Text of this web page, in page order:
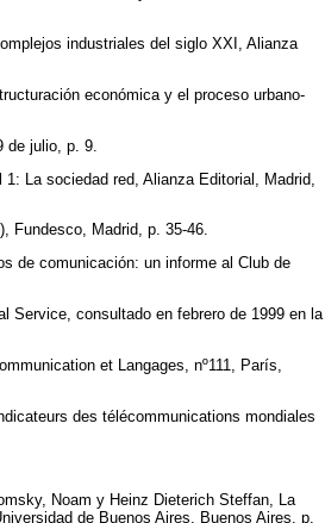
industriales del siglo XXI, Alianza
económica y el proceso urbano-
de julio, p. 9.
La sociedad red, Alianza Editorial, Madrid,
Fundesco, Madrid, p. 35-46.
de comunicación: un informe al Club de
Service, consultado en febrero de 1999 en la
et Langages, nº111, París,
des télécommunications mondiales
Noam y Heinz Dieterich Steffan, La
de Buenos Aires, Buenos Aires, p.